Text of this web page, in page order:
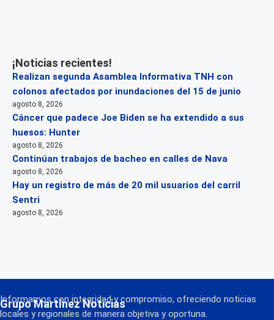
¡Noticias recientes!
Realizan segunda Asamblea Informativa TNH con
colonos afectados por inundaciones del 15 de junio
agosto 8, 2026
Cáncer que padece Joe Biden se ha extendido a sus
huesos: Hunter
agosto 8, 2026
Continúan trabajos de bacheo en calles de Nava
agosto 8, 2026
Hay un registro de más de 20 mil usuarios del carril
Sentri
agosto 8, 2026
Grupo Martínez Noticias
Informamos con integridad y compromiso, ofreciendo noticias
locales y regionales de manera objetiva y oportuna.